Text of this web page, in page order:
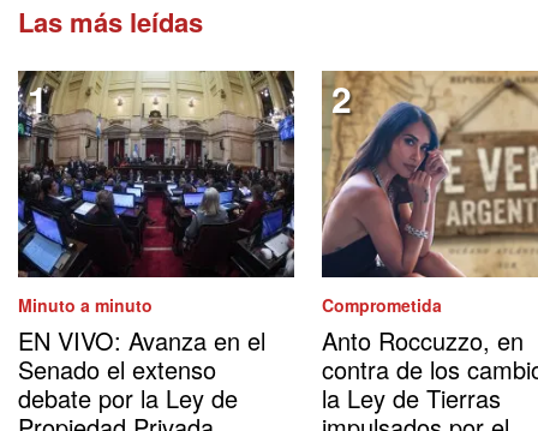
Las más leídas
Minuto a minuto
EN VIVO: Avanza en el
Senado el extenso
debate por la Ley de
Comprometida
Anto Roccuzzo, en
contra de los
la Ley de Tierras